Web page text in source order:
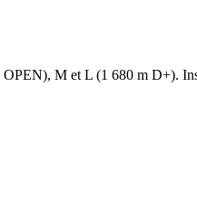
M et L (1 680 m D+).